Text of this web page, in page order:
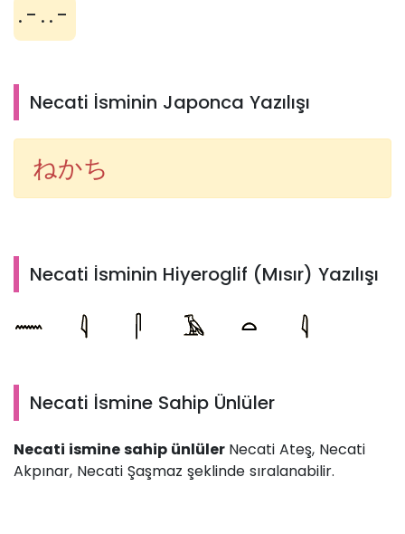
.-..-
Necati İsminin Japonca Yazılışı
ねかち
Necati İsminin Hiyeroglif (Mısır) Yazılışı
Necati İsmine Sahip Ünlüler
Necati ismine sahip ünlüler Necati Ateş, Necati
Akpınar, Necati Şaşmaz şeklinde sıralanabilir.